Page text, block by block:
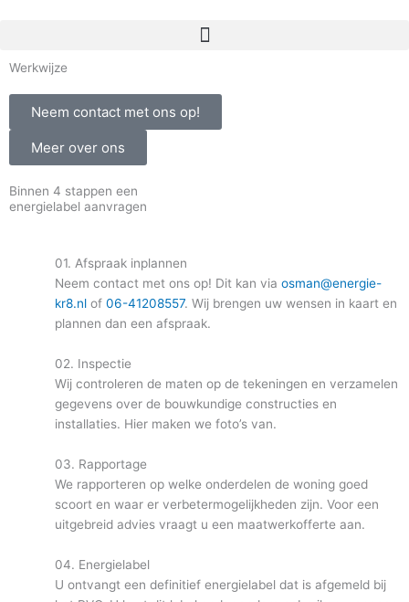
inhoud
Werkwijze
Neem contact met ons op!
Meer over ons
Binnen 4 stappen een
energielabel aanvragen
01. Afspraak inplannen
Neem contact met ons op! Dit kan via osman@energie-
kr8.nl of 06-41208557. Wij brengen uw wensen in kaart en
plannen dan een afspraak.
02. Inspectie
Wij controleren de maten op de tekeningen en verzamelen
gegevens over de bouwkundige constructies en
installaties. Hier maken we foto’s van.
03. Rapportage
We rapporteren op welke onderdelen de woning goed
scoort en waar er verbetermogelijkheden zijn. Voor een
uitgebreid advies vraagt u een maatwerkofferte aan.
04. Energielabel
U ontvangt een definitief energielabel dat is afgemeld bij